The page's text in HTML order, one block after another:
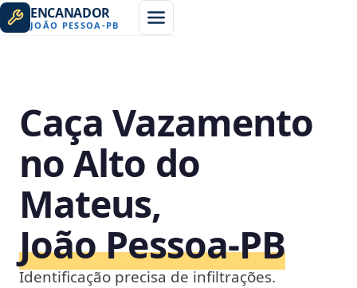
ENCANADOR
JOÃO PESSOA -PB
Caça Vazamento
no Alto do
Mateus,
João Pessoa‑PB
Identificação precisa de infiltrações.